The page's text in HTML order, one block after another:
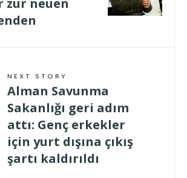
zur neuen
NEXT STORY
Alman Savunma
Sakanlığı geri adım
attı: Genç erkekler
için yurt dışına çıkış
şartı kaldırıldı